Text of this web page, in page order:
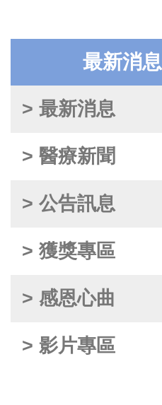
最新消息
> 最新消息
> 醫療新聞
> 公告訊息
> 獲獎專區
> 感恩心曲
> 影片專區